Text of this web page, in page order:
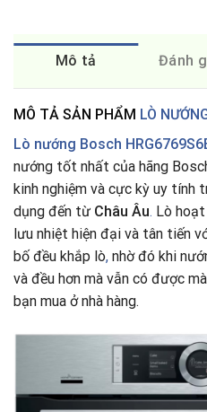
Mô tả Đánh
MÔ TẢ SẢN PHẨM LÒ
Lò nướng Bosch HRG6769S6
nướng tốt nhất của hãng
kinh nghiệm và cực kỳ uy tính
dụng đến từ Châu Âu. Lò
lưu nhiệt hiện đại và tân tiến
bố đều khắp lò, nhờ đó khi
và đều hơn mà vẫn có được
bạn mua ở nhà hàng.